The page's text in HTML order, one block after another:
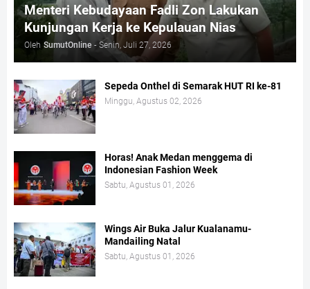
Menteri Kebudayaan Fadli Zon Lakukan
Kunjungan Kerja ke Kepulauan Nias
Oleh SumutOnline - Senin, Juli 27, 2026
Sepeda Onthel di Semarak HUT RI ke-81
Minggu, Agustus 02, 2026
Horas! Anak Medan menggema di
Indonesian Fashion Week
Sabtu, Agustus 01, 2026
Wings Air Buka Jalur Kualanamu-
Mandailing Natal
Sabtu, Agustus 01, 2026